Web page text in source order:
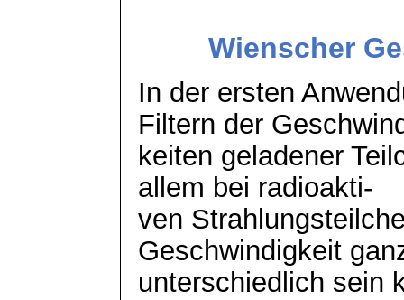
Wienscher
In der ersten
Filtern der
keiten geladener
allem bei radioakti-
ven
Geschwindigkeit
unterschiedlich sein